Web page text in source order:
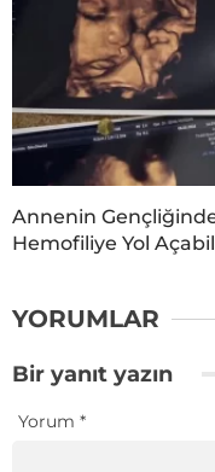
Annenin
Hemofiliye Yol
YORUMLAR
Bir yanıt yazın
Yorum *